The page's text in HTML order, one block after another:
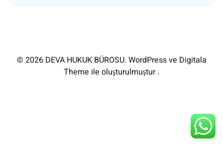
© 2026 DEVA HUKUK BÜROSU. WordPress ve Digitala
Theme ile oluşturulmuştur .